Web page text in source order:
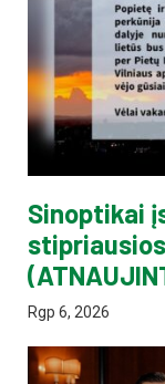
Sinoptikai
Rgp 6, 2026